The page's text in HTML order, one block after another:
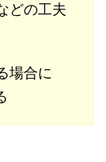
どの工夫
場合に